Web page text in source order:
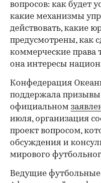
вопросов: как будет
какие механизмы
действовать, какие
предусмотрены, как
коммерческие права
она интересы
Конфедерация
поддержала
официальном
июля, организация
проект вопросом,
обсуждения и
мирового
Ведущие